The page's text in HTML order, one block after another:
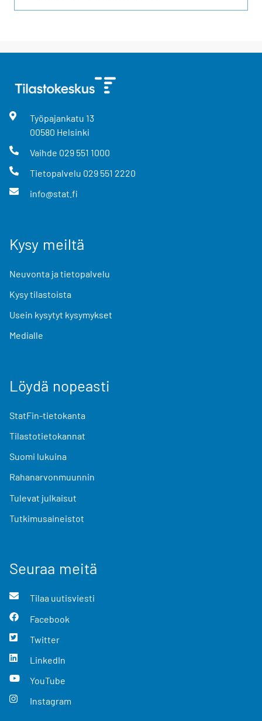
Työpajankatu 13
00580 Helsinki
Vaihde 029 551 1000
Tietopalvelu 029 551 2220
info@stat.fi
Kysy meiltä
Neuvonta ja tietopalvelu
Kysy tilastoista
Usein kysytyt kysymykset
Medialle
Löydä nopeasti
StatFin-tietokanta
Tilastotietokannat
Suomi lukuina
Rahanarvonmuunnin
Tulevat julkaisut
Tutkimusaineistot
Seuraa meitä
Tilaa uutisviesti
Facebook
Twitter
LinkedIn
YouTube
Instagram